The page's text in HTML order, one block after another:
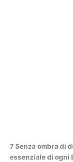
7 Senza ombra di
essenziale di ogni